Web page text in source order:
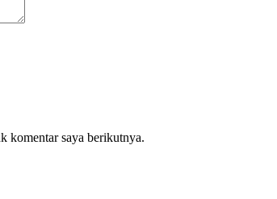
komentar saya berikutnya.